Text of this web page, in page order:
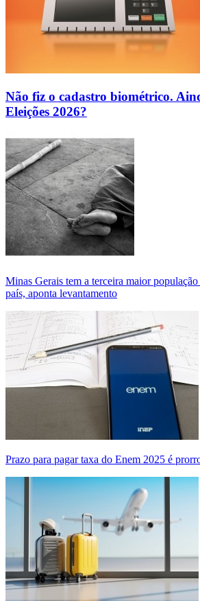
Não fiz o cadastro biométrico.
Eleições 2026?
Minas Gerais tem a terceira maior
país, aponta levantamento
Prazo para pagar taxa do Enem 2025 é